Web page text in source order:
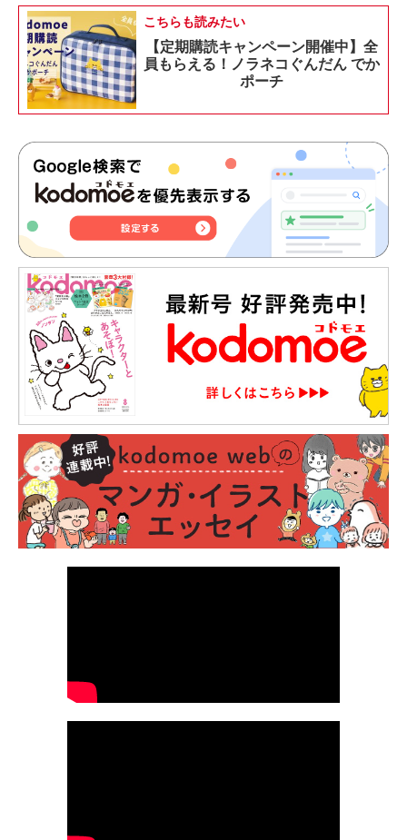
こちらも読みたい
【定期購読キャンペーン開催中】全
員もらえる！ノラネコぐんだん でか
ポーチ